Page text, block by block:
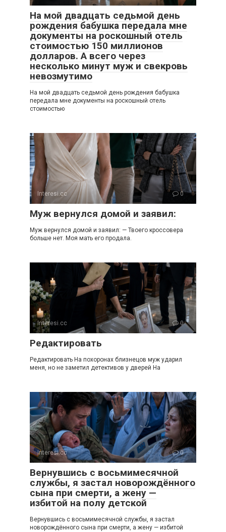
На мой двадцать седьмой день
рождения бабушка передала мне
документы на роскошный отель
стоимостью 150 миллионов
долларов. А всего через
несколько минут муж и свекровь
невозмутимо
На мой двадцать седьмой день рождения бабушка
передала мне документы на роскошный отель
стоимостью
Interesi.cc 0
Муж вернулся домой и заявил:
Муж вернулся домой и заявил: — Твоего кроссовера
больше нет. Моя мать его продала.
Interesi.cc 0
Редактировать
Редактировать На похоронах близнецов муж ударил
меня, но не заметил детективов у дверей На
Interesi.cc 0
Вернувшись с восьмимесячной
службы, я застал новорождённого
сына при смерти, а жену —
избитой на полу детской
Вернувшись с восьмимесячной службы, я застал
новорождённого сына при смерти, а жену — избитой